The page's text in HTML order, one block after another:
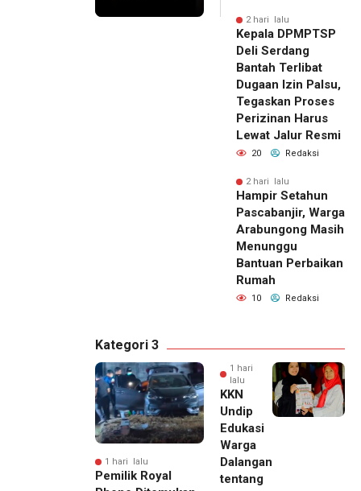
2 hari lalu
Kepala DPMPTSP
Deli Serdang
Bantah Terlibat
Dugaan Izin Palsu,
Tegaskan Proses
Perizinan Harus
Lewat Jalur Resmi
20 Redaksi
2 hari lalu
Hampir Setahun
Pascabanjir, Warga
Arabungong Masih
Menunggu
Bantuan Perbaikan
Rumah
10 Redaksi
Kategori 3
1 hari lalu
Pemilik Royal
1 hari
lalu
KKN
Undip
Edukasi
Warga
Dalangan
tentang